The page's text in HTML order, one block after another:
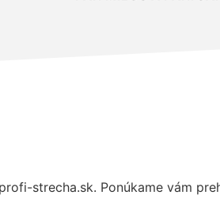
strecha.sk. Ponúkame vám